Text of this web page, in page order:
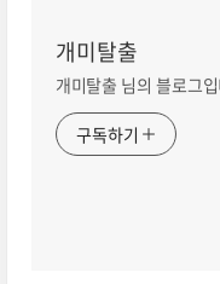
개미탈출
개미탈출 님의 블로그입
구독하기